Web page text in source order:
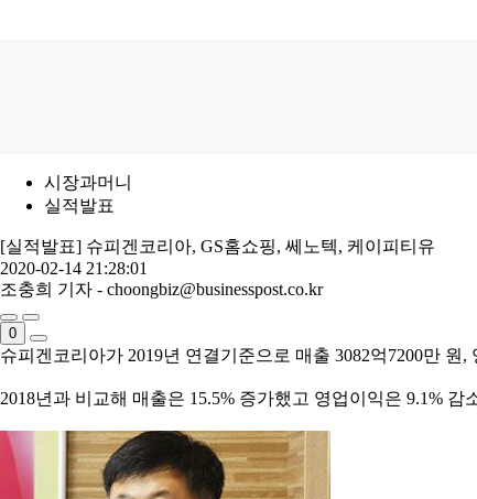
시장과머니
실적발표
[실적발표] 슈피겐코리아, GS홈쇼핑, 쎄노텍, 케이피티유
2020-02-14 21:28:01
조충희 기자 - choongbiz@businesspost.co.kr
0
슈피겐코리아가 2019년 연결기준으로 매출 3082억7200만
2018년과 비교해 매출은 15.5% 증가했고 영업이익은 9.1% 감